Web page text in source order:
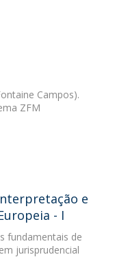
Campos).
ZFM
e
- I
fundamentais de
jurisprudencial